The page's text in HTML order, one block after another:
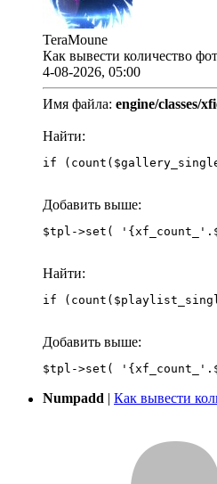
TeraMoune
Как вывести количество
4-08-2026, 05:00
Имя файла: engine/classes/
Найти:
if
Добавить выше:
Найти:
if
Добавить выше:
Numpadd Как вывести